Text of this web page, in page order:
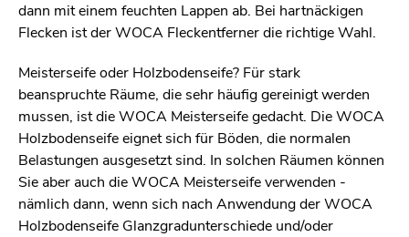
dann mit einem feuchten Lappen ab. Bei hartnäckigen
Flecken ist der WOCA Fleckentferner die richtige Wahl.
Meisterseife oder Holzbodenseife? Für stark
beanspruchte Räume, die sehr häufig gereinigt werden
mussen, ist die WOCA Meisterseife gedacht. Die WOCA
Holzbodenseife eignet sich für Böden, die normalen
Belastungen ausgesetzt sind. In solchen Räumen können
Sie aber auch die WOCA Meisterseife verwenden -
nämlich dann, wenn sich nach Anwendung der WOCA
Holzbodenseife Glanzgradunterschiede und/oder